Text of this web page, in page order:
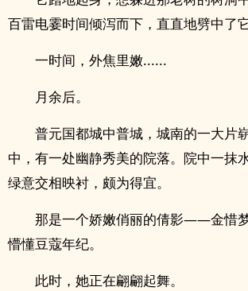
百雷电霎时间倾泻而下，直直地劈中了
一时间，外焦里嫩......
月余后。
普元国都城中普城，城南的一大片
中，有一处幽静秀美的院落。院中一抹
绿意交相映衬，颇为得宜。
那是一个娇嫩俏丽的倩影——金惜
懵懂豆蔻年纪。
此时，她正在翩翩起舞。